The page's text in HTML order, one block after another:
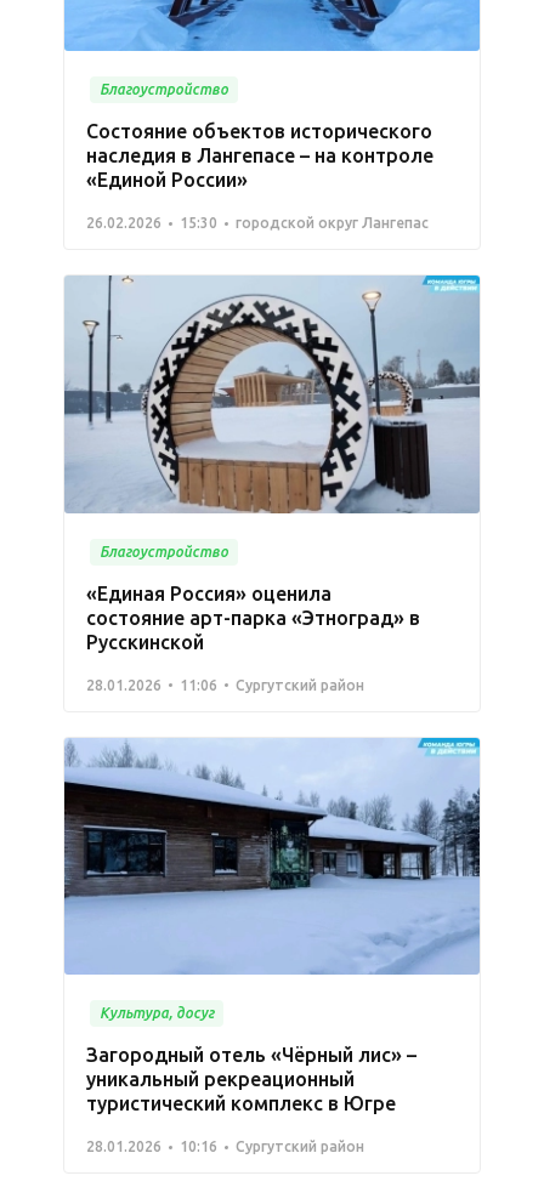
Благоустройство
Состояние объектов исторического
наследия в Лангепасе – на контроле
«Единой России»
26.02.2026 15:30 городской округ Лангепас
Благоустройство
«Единая Россия» оценила
состояние арт-парка «Этноград» в
Русскинской
28.01.2026 11:06 Сургутский район
Культура, досуг
Загородный отель «Чёрный лис» –
уникальный рекреационный
туристический комплекс в Югре
28.01.2026 10:16 Сургутский район